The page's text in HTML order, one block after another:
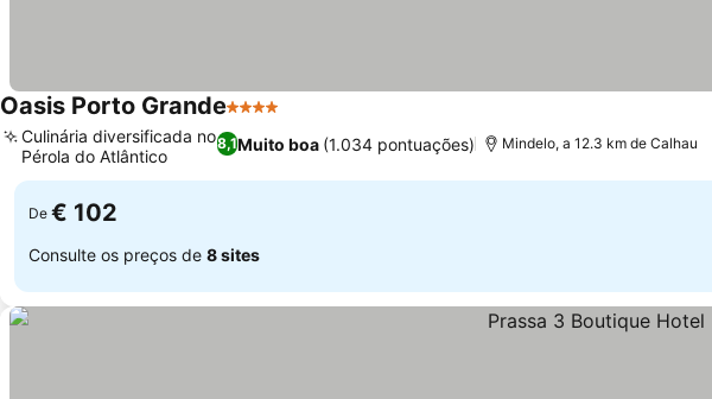
Oasis Porto Grande4 Estrelas
8,1Muito boa (1.034 pontuações)
Culinária diversificada no
Pérola do Atlântico
Mindelo, a 12.3 km de Calhau
De € 102
Consulte os preços de 8 sites